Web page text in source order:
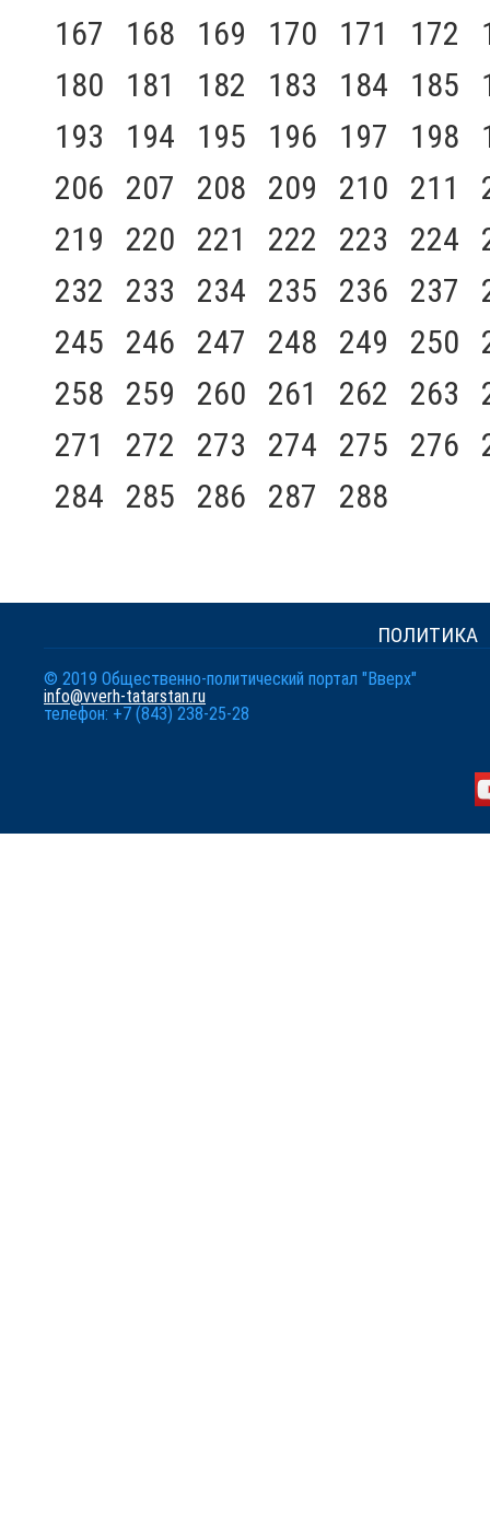
167
168 169 170 171 172
180
181 182 183 184 185
193
194 195 196 197 198
206
207 208 209 210 211
219
220 221 222 223 224
232
233 234 235 236 237
245
246 247 248 249 250
258
259 260 261 262 263
271
272 273 274 275 276
284
285 286 287 288
ПОЛИТИКА
© 2019 Общественно-политический портал "Вверх"
info@vverh-tatarstan.ru
телефон: +7 (843) 238-25-28